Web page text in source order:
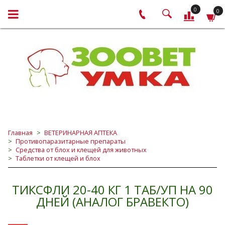
0 0
Главная
ВЕТЕРИНАРНАЯ АПТЕКА
Противопаразитарные препараты
Средства от блох и клещей для животных
Таблетки от клещей и блох
ТИКСФЛИ 20-40 КГ 1 ТАБ/УП НА 90
ДНЕЙ (АНАЛОГ БРАВЕКТО)